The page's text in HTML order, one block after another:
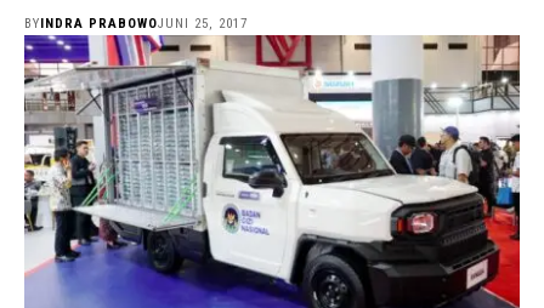
BYINDRA PRABOWOJUNI 25, 2017